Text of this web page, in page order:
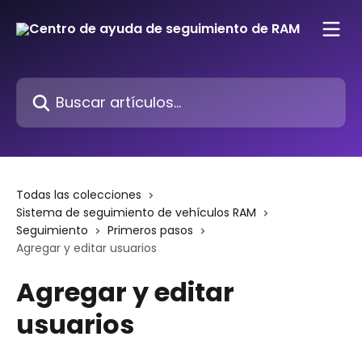
Buscar artículos...
Todas las colecciones
Sistema de seguimiento de vehículos RAM
Seguimiento
Primeros pasos
Agregar y editar usuarios
Agregar y editar
usuarios